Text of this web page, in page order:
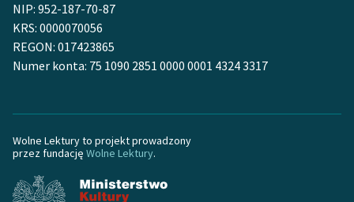
Regulamin biblioteki
Dane fundacji i
Informacja o treściach
wrażliwych
Deklaracja dostępności
NIP: 952-187-70-87
KRS: 0000070056
REGON: 017423865
Numer konta: 75 1090 2851 0000 0001 4324 3317
Wolne Lektury to projekt prowadzony
przez fundację Wolne Lektury.